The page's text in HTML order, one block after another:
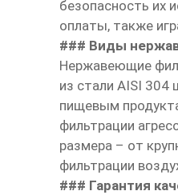
безопасность их
оплаты, также
### Виды
Нержавеющие
из стали AISI
пищевым
фильтрации
размера – от
фильтрации
### Гарантия